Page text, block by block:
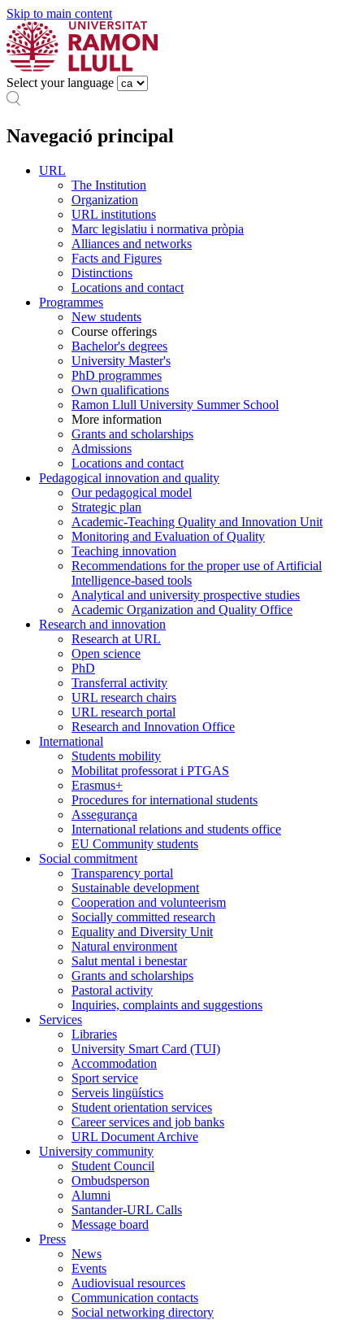
Skip to main content
Select your language
Navegació principal
URL
The Institution
Organization
URL institutions
Marc legislatiu i normativa pròpia
Alliances and networks
Facts and Figures
Distinctions
Locations and contact
Programmes
New students
Course offerings
Bachelor's degrees
University Master's
PhD programmes
Own qualifications
Ramon Llull University Summer School
More information
Grants and scholarships
Admissions
Locations and contact
Pedagogical innovation and quality
Our pedagogical model
Strategic plan
Academic-Teaching Quality and Innovation Unit
Monitoring and Evaluation of Quality
Teaching innovation
Recommendations for the proper use of Artificial
Intelligence-based tools
Analytical and university prospective studies
Academic Organization and Quality Office
Research and innovation
Research at URL
Open science
PhD
Transferral activity
URL research chairs
URL research portal
Research and Innovation Office
International
Students mobility
Mobilitat professorat i PTGAS
Erasmus+
Procedures for international students
Assegurança
International relations and students office
EU Community students
Social commitment
Transparency portal
Sustainable development
Cooperation and volunteerism
Socially committed research
Equality and Diversity Unit
Natural environment
Salut mental i benestar
Grants and scholarships
Pastoral activity
Inquiries, complaints and suggestions
Services
Libraries
University Smart Card (TUI)
Accommodation
Sport service
Serveis lingüístics
Student orientation services
Career services and job banks
URL Document Archive
University community
Student Council
Ombudsperson
Alumni
Santander-URL Calls
Message board
Press
News
Events
Audiovisual resources
Communication contacts
Social networking directory